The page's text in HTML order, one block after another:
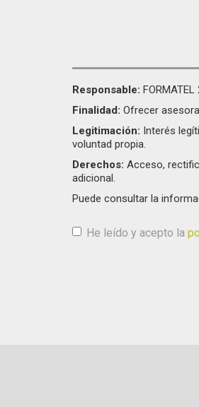
Responsable: FORMATEL
Finalidad: Ofrecer
Legitimación: Interés
voluntad propia.
Derechos: Acceso,
adicional.
Puede consultar la
He leído y acepto la